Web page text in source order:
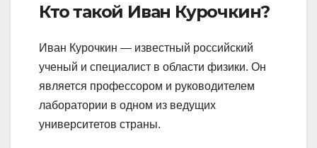
Кто такой Иван Курочкин?
Иван Курочкин — известный российский
ученый и специалист в области физики. Он
является профессором и руководителем
лаборатории в одном из ведущих
университетов страны.